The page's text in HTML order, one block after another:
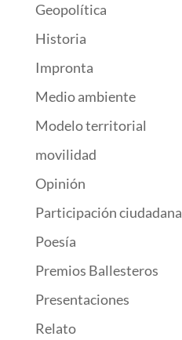
Geopolítica
Historia
Impronta
Medio ambiente
Modelo territorial
movilidad
Opinión
Participación ciudadana
Poesía
Premios Ballesteros
Presentaciones
Relato